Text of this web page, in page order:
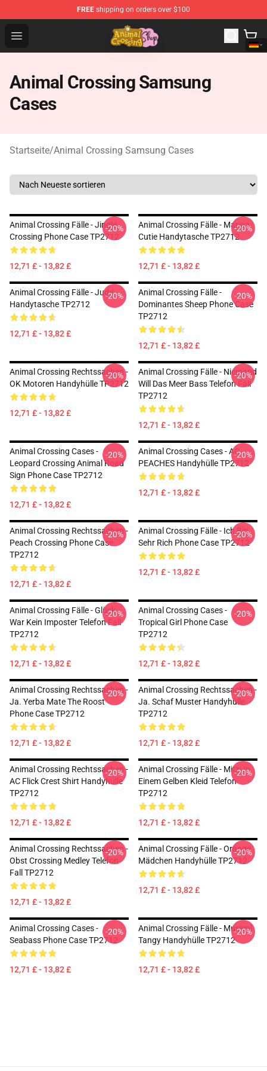
FREE shipping on orders over $100
Open menu
Animal Crossing Shop - Official Animal Crossing
Animal Crossing Samsung
Cases
Startseite/Animal Crossing Samsung Cases
Animal Crossing Fälle - Jingle
Crossing Phone Case TP2712
12,71 £ - 13,82 £
-20%
Animal Crossing Fälle - Marina
Cutie Handytasche TP2712
12,71 £ - 13,82 £
-20%
Animal Crossing Fälle - Judy
Handytasche TP2712
12,71 £ - 13,82 £
-20%
Animal Crossing Fälle -
Dominantes Sheep Phone Case
TP2712
12,71 £ - 13,82 £
-20%
Animal Crossing Rechtssachen -
OK Motoren Handyhülle TP2712
12,71 £ - 13,82 £
-20%
Animal Crossing Fälle - Niemand
Will Das Meer Bass Telefon Fall
TP2712
12,71 £ - 13,82 £
-20%
Animal Crossing Cases -
Leopard Crossing Animal Road
Sign Phone Case TP2712
12,71 £ - 13,82 £
-20%
Animal Crossing Cases - AC
PEACHES Handyhülle TP2712
12,71 £ - 13,82 £
-20%
Animal Crossing Rechtssachen -
Peach Crossing Phone Case
TP2712
12,71 £ - 13,82 £
-20%
Animal Crossing Fälle - Ich Bin
Sehr Rich Phone Case TP2712
12,71 £ - 13,82 £
-20%
Animal Crossing Fälle - Glück
War Kein Imposter Telefon Fall
TP2712
12,71 £ - 13,82 £
-20%
Animal Crossing Cases -
Tropical Girl Phone Case
TP2712
12,71 £ - 13,82 £
-20%
Animal Crossing Rechtssachen -
Ja. Yerba Mate The Roost
Phone Case TP2712
12,71 £ - 13,82 £
-20%
Animal Crossing Rechtssachen -
Ja. Schaf Muster Handyhülle
TP2712
12,71 £ - 13,82 £
-20%
Animal Crossing Rechtssachen -
AC Flick Crest Shirt Handyhülle
TP2712
12,71 £ - 13,82 £
-20%
Animal Crossing Fälle - Mitzi In
Einem Gelben Kleid Telefon
TP2712
12,71 £ - 13,82 £
-20%
Animal Crossing Rechtssachen -
Obst Crossing Medley Telefon
Fall TP2712
12,71 £ - 13,82 £
-20%
Animal Crossing Fälle - Orange
Mädchen Handyhülle TP2712
12,71 £ - 13,82 £
-20%
Animal Crossing Cases -
Seabass Phone Case TP2712
12,71 £ - 13,82 £
-20%
Animal Crossing Fälle - Musical
Tangy Handyhülle TP2712
12,71 £ - 13,82 £
-20%